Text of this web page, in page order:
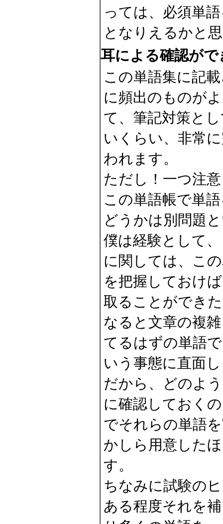
っては、必須単
となりえるかと
耳による確認がで
この単語集に記
に頻出のものが
て、筆記対策と
いくらい、非常
われます。
ただし！一つ注
この単語帳で単
どうかは別問題
僕は経験として
に関しては、こ
を把握しておけ
取ることができ
なると文章の複
てるはずの単語
いう事態に直面
だから、どのよ
に確認しておく
でそれらの単語
かしら用意した
す。
ちなみに試験の
ある程度それを